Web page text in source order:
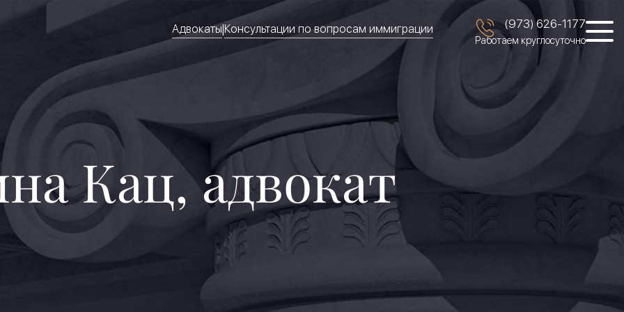
Адвокаты|Консультации по вопросам иммиграции (973) 626-1177
Работаем круглосуточно
Кац, адвокат